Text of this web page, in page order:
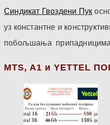
Синдикат Гвоздени Пук
уз константне и
побољшања
МТS, A1 и YETTEL